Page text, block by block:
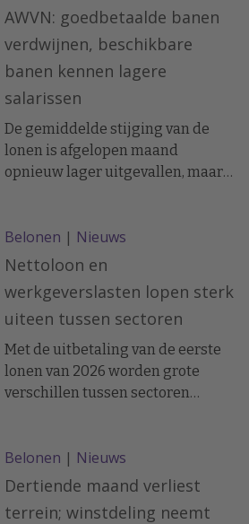
vrouwen bij gelijk werk – nog 1,2%.
In 2018 was dat 2,6%.
AWVN: goedbetaalde banen
verdwijnen, beschikbare
banen kennen lagere
salarissen
De gemiddelde stijging van de
lonen is afgelopen maand
opnieuw lager uitgevallen, maar
loonafspraken "erg langzaam
reageren".
Belonen | Nieuws
Nettoloon en
werkgeverslasten lopen sterk
uiteen tussen sectoren
Met de uitbetaling van de eerste
lonen van 2026 worden grote
verschillen tussen sectoren
loonkosten voor werkgevers.
Belonen | Nieuws
Dertiende maand verliest
terrein; winstdeling neemt